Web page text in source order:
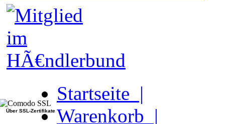
Über SSL-Zertifikate
Startseite |
Warenkorb |